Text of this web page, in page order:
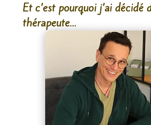
Et c’est pourquoi j’ai décidé
thérapeute…